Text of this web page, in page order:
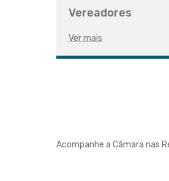
Vereadores
Ver mais
Acompanhe a Câmara nas